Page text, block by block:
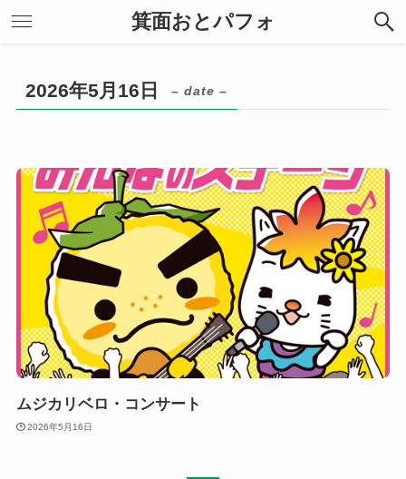
箕面おとパフォ
2026年5月16日 – date –
ムジカリベロ・コンサート
2026年5月16日